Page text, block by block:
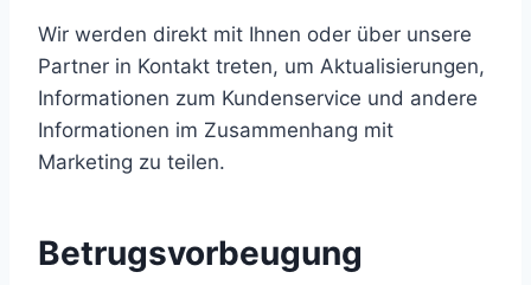
Wir werden direkt mit Ihnen oder über unsere
Partner in Kontakt treten, um Aktualisierungen,
Informationen zum Kundenservice und andere
Informationen im Zusammenhang mit
Marketing zu teilen.
Betrugsvorbeugung